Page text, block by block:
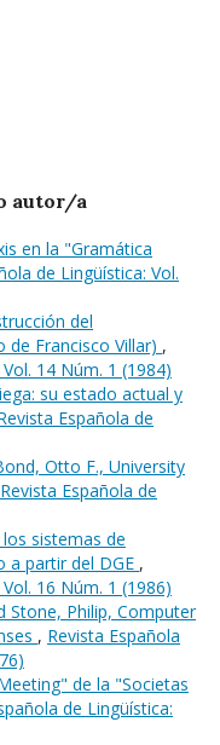
autor/a
en la "Gramática
de Lingüística: Vol.
del
Francisco Villar) ,
14 Núm. 1 (1984)
su estado actual y
Española de
Otto F., University
Revista Española de
sistemas de
a partir del DGE ,
16 Núm. 1 (1986)
Stone, Philip, Computer
, Revista Española
de la "Societas
de Lingüística: